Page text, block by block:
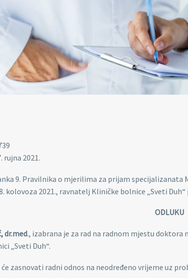
rujna 2021.
9. Pravilnika o mjerilima za prijam
kolovoza 2021., ravnatelj Kliničke bolnice „Sveti
ODLUKU
dr.med., izabrana je za rad na radnom mjestu doktora
„Sveti Duh“.
zasnovati radni odnos na neodređeno vrijeme uz